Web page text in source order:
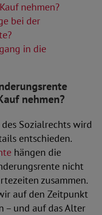
nehmen?
bei der
in die
nehmen?
Sozialrechts wird
entschieden.
hängen die
nicht
zusammen.
auf den Zeitpunkt
– und auf das Alter